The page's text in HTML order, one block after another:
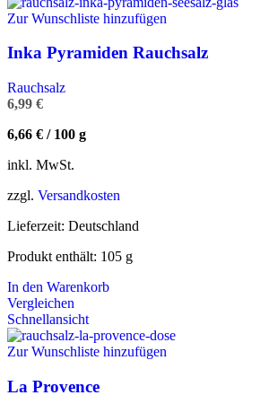
Zur Wunschliste hinzufügen
Inka Pyramiden Rauchsalz
Rauchsalz
6,99 €
6,66 € / 100 g
inkl. MwSt.
zzgl. Versandkosten
Lieferzeit: Deutschland
Produkt enthält: 105 g
In den Warenkorb
Vergleichen
Schnellansicht
Zur Wunschliste hinzufügen
La Provence